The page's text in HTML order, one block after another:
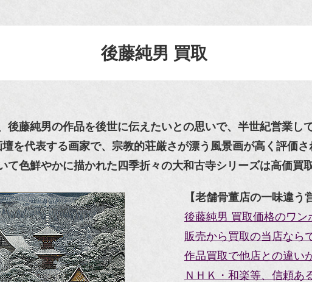
後藤純男 買取
後藤純男の作品を後世に伝えたいとの思いで、半世紀営業し
を代表する画家で、宗教的荘厳さが漂う風景画が高く評価さ
て色鮮やかに描かれた四季折々の大和古寺シリーズは高価買
【老舗骨董店の一味違う
後藤純男 買取価格のワン
販売から買取の当店なら
作品買取で他店との違い
ＮＨＫ・和楽等、信頼あ